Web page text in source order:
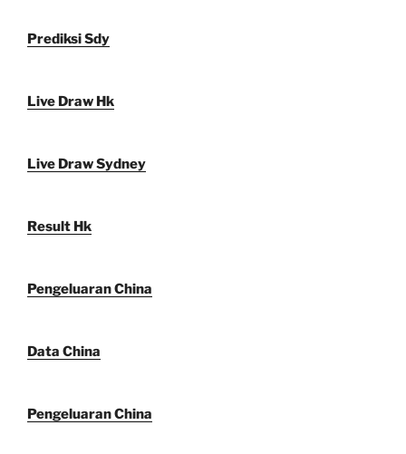
Prediksi Sdy
Live Draw Hk
Live Draw Sydney
Result Hk
Pengeluaran China
Data China
Pengeluaran China